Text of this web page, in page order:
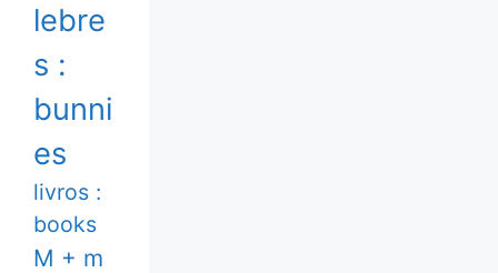
lebre
s :
bunni
es
livros :
books
M + m